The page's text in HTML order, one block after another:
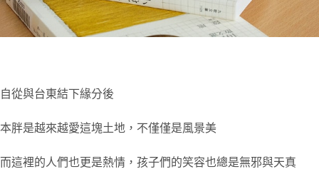
自從與台東結下緣分後
本胖是越來越愛這塊土地，不僅僅是風景美
而這裡的人們也更是熱情，孩子們的笑容也總是無邪與天真